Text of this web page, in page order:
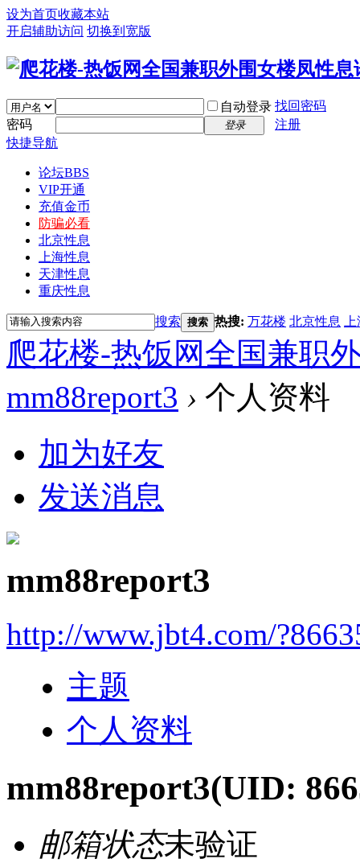
设为首页收藏本站
开启辅助访问 切换到宽版
自动登录 找回密码
密码
登录
注册
快捷导航
论坛BBS
VIP开通
充值金币
防骗必看
北京性息
上海性息
天津性息
重庆性息
搜索 搜索 热搜: 万花楼 北京性息
爬花楼-热饭网全国兼职
mm88report3 › 个人资料
加为好友
发送消息
mm88report3
http://www.jbt4.com/
主题
个人资料
mm88report3(UID:
邮箱状态未验证